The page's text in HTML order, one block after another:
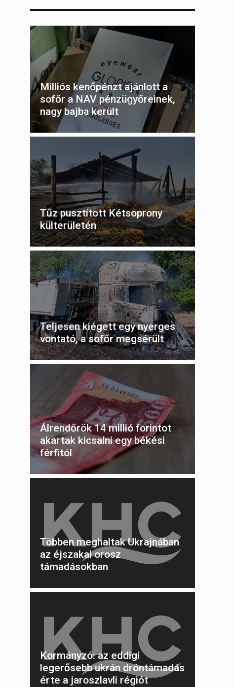
Milliós kenőpénzt ajánlott a
sofőr a NAV pénzügyőreinek,
nagy bajba került
Tűz pusztított Kétsoprony
külterületén
Teljesen kiégett egy nyerges
vontató, a sofőr megsérült
Álrendőrök 14 millió forintot
akartak kicsalni egy békési
férfitól
Többen meghaltak Ukrajnában
az éjszakai orosz
támadásokban
Kormányzó: az eddigi
legerősebb ukrán dróntámadás
érte a jaroszlavli régiót